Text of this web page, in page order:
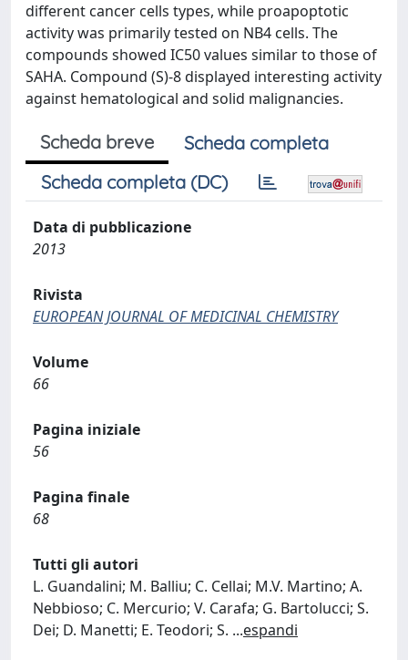
different cancer cells types, while proapoptotic
activity was primarily tested on NB4 cells. The
compounds showed IC50 values similar to those of
SAHA. Compound (S)-8 displayed interesting activity
against hematological and solid malignancies.
Scheda breve
Scheda completa
Scheda completa (DC)
Data di pubblicazione
2013
Rivista
EUROPEAN JOURNAL OF MEDICINAL CHEMISTRY
Volume
66
Pagina iniziale
56
Pagina finale
68
Tutti gli autori
L. Guandalini; M. Balliu; C. Cellai; M.V. Martino; A.
Nebbioso; C. Mercurio; V. Carafa; G. Bartolucci; S.
Dei; D. Manetti; E. Teodori; S. ...espandi